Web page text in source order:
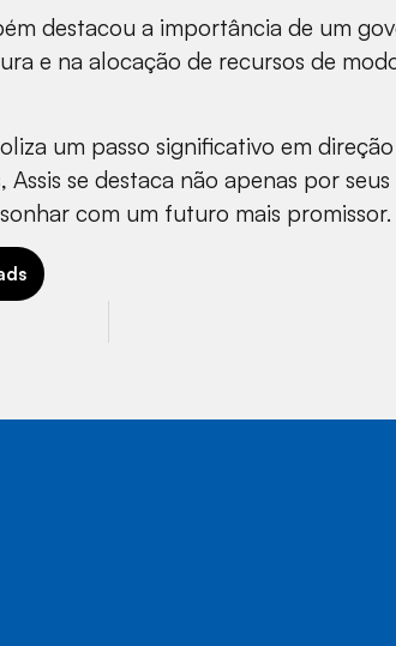
destacou a importância de um
e na alocação de recursos de
um passo significativo em
se destaca não apenas por
com um futuro mais promissor.